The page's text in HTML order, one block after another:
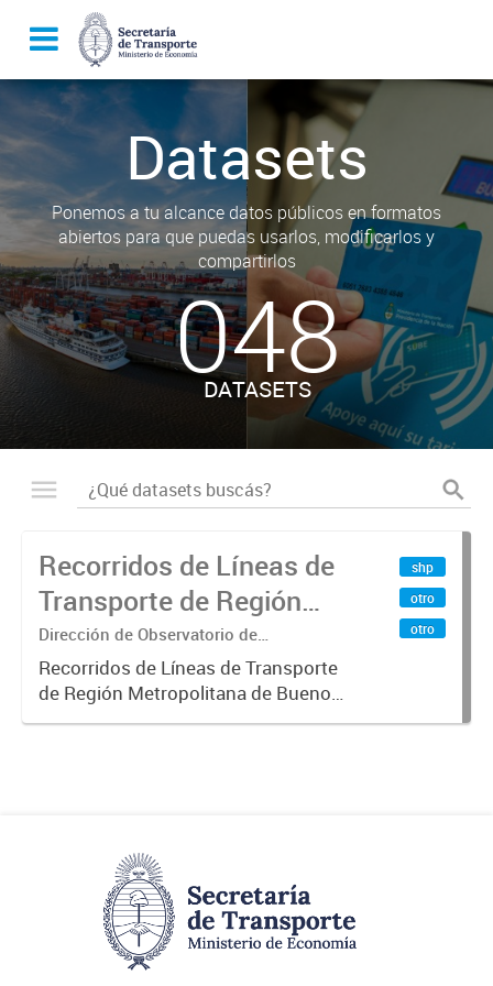
Datasets
Ponemos a tu alcance datos públicos en formatos
abiertos para que puedas usarlos, modificarlos y
compartirlos
048
DATASETS
Recorridos de Líneas de
Transporte de Región
Metropolitana de
Buenos Aires (RMBA)
Dirección de Observatorio de
Transporte, Estudio y Sistemas
Recorridos de Líneas de Transporte
de Región Metropolitana de Buenos
Aires (RMBA).-
shp
otro
otro